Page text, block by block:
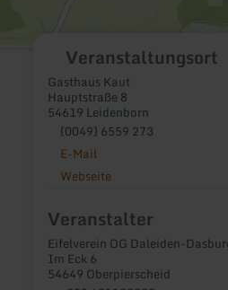
Veranstaltungsort
Gasthaus Kaut
Hauptstraße 8
54619 Leidenborn
(0049) 6559 273
E-Mail
Webseite
Veranstalter
Eifelverein OG Daleiden-
Im Eck 6
54649 Oberpierscheid